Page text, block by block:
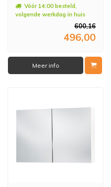
Vóór 14:00 besteld,
volgende werkdag in huis
600,16
496,00
Meer info